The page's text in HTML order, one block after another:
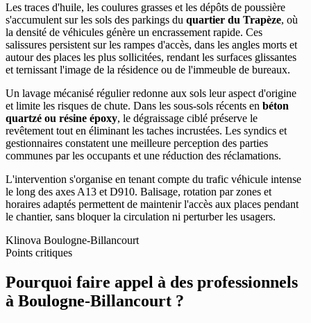
Les traces d'huile, les coulures grasses et les dépôts de poussière
s'accumulent sur les sols des parkings du quartier du Trapèze, où
la densité de véhicules génère un encrassement rapide. Ces
salissures persistent sur les rampes d'accès, dans les angles morts et
autour des places les plus sollicitées, rendant les surfaces glissantes
et ternissant l'image de la résidence ou de l'immeuble de bureaux.
Un lavage mécanisé régulier redonne aux sols leur aspect d'origine
et limite les risques de chute. Dans les sous-sols récents en béton
quartzé ou résine époxy, le dégraissage ciblé préserve le
revêtement tout en éliminant les taches incrustées. Les syndics et
gestionnaires constatent une meilleure perception des parties
communes par les occupants et une réduction des réclamations.
L'intervention s'organise en tenant compte du trafic véhicule intense
le long des axes A13 et D910. Balisage, rotation par zones et
horaires adaptés permettent de maintenir l'accès aux places pendant
le chantier, sans bloquer la circulation ni perturber les usagers.
Klinova Boulogne-Billancourt
Points critiques
Pourquoi faire appel à des professionnels
à Boulogne-Billancourt ?